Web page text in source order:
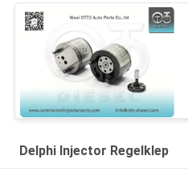
Delphi Injector Regelklep